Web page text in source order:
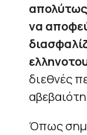
να
διεθνές
Όπως